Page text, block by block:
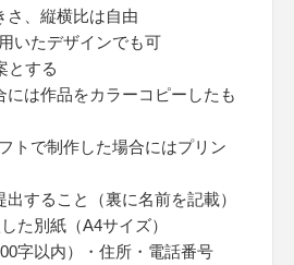
、縦横比は自由
いたデザインでも可
とする
は作品をカラーコピーしたも
トで制作した場合にはプリン
すること（裏に名前を記載）
た別紙（A4サイズ）
字以内）・住所・電話番号